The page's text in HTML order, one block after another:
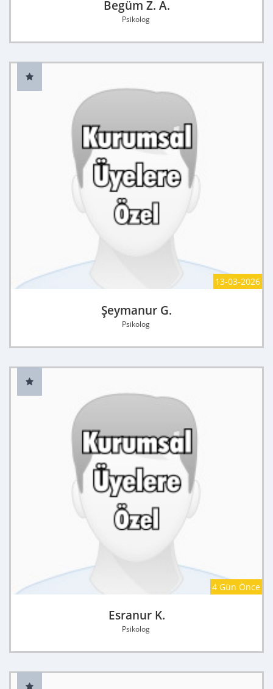
Begüm Z. A.
Psikolog
13-03-2026
Şeymanur G.
Psikolog
4 Gün Önce
Esranur K.
Psikolog